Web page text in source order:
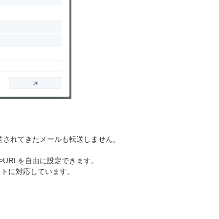
れてきたメールも転送しません。
を自由に設定できます。
に対応しています。